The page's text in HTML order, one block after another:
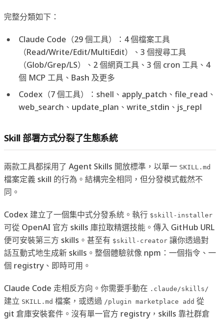
完整分類如下：
Claude Code（29 個工具）：4 個檔案工具
（Read/Write/Edit/MultiEdit）、3 個搜尋工具
（Glob/Grep/LS）、2 個網頁工具、3 個 cron 工具、4
個 MCP 工具、Bash 及更多
Codex（7 個工具）：shell、apply_patch、file_read、
web_search、update_plan、write_stdin、js_repl
Skill 部署方式分裂了生態系統
兩款工具都採用了 Agent Skills 開放標準，以單一 SKILL.md
檔案定義 skill 的行為。結構完全相同，但分發模式截然不
同。
Codex 建立了一個集中式分發系統。執行 $skill-installer
可從 OpenAI 官方 skills 庫拉取精選技能。傳入 GitHub URL
便可安裝第三方 skills。甚至有 $skill-creator 讓你透過對
話互動式地生成新 skills。整個體驗就像 npm：一個指令、一
個 registry、即時可用。
Claude Code 走相反方向。你需要手動在 .claude/skills/
建立 SKILL.md 檔案，或透過 /plugin marketplace add 從
git 倉庫安裝套件。沒有單一官方 registry，skills 靠社群倉